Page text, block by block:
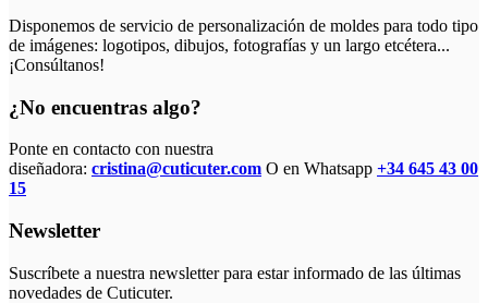
Disponemos de servicio de personalización de moldes para todo tipo
de imágenes: logotipos, dibujos, fotografías y un largo etcétera...
¡Consúltanos!
¿No encuentras algo?
Ponte en contacto con nuestra
diseñadora: cristina@cuticuter.com O en Whatsapp +34 645 43 00
15
Newsletter
Suscríbete a nuestra newsletter para estar informado de las últimas
novedades de Cuticuter.